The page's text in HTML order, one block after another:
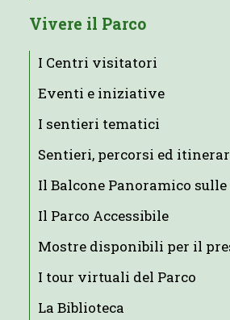
Vivere il Parco
I Centri visitatori
Eventi e iniziative
I sentieri tematici
Sentieri, percorsi ed
Il Balcone Panoramico
Il Parco Accessibile
Mostre disponibili per il
I tour virtuali del Parco
La Biblioteca